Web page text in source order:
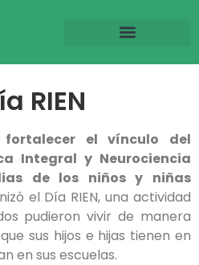
RIEN
fortalecer el vínculo del
Integral y Neurociencia
de los niños y niñas
el Día RIEN, una actividad
pudieron vivir de manera
sus hijos e hijas tienen en
en sus escuelas.